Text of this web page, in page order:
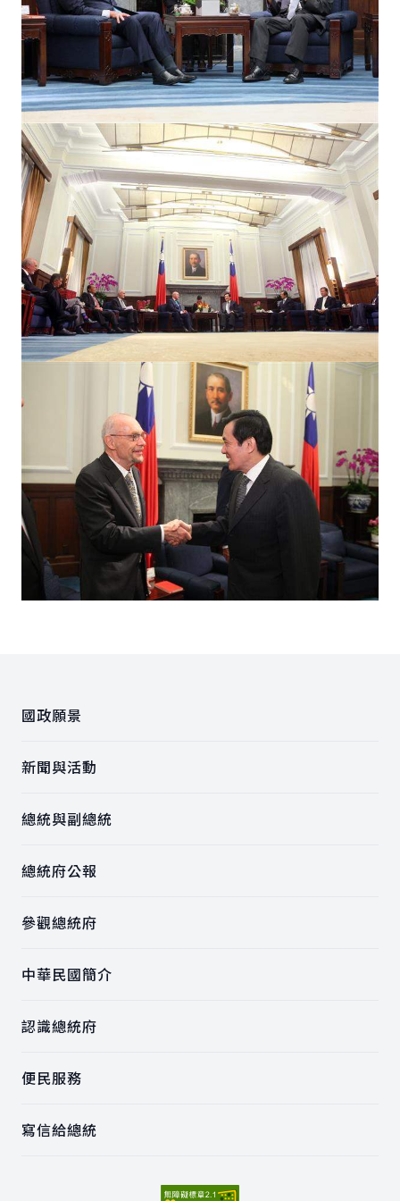
國政願景
新聞與活動
總統與副總統
總統府公報
參觀總統府
中華民國簡介
認識總統府
便民服務
寫信給總統